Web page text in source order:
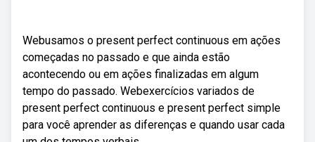
Webusamos o present perfect continuous em ações
começadas no passado e que ainda estão
acontecendo ou em ações finalizadas em algum
tempo do passado. Webexercícios variados de
present perfect continuous e present perfect simple
para você aprender as diferenças e quando usar cada